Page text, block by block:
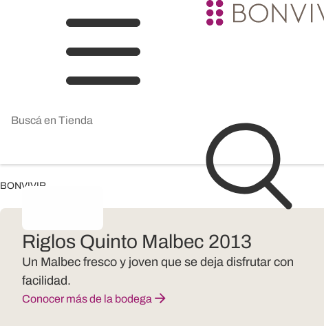
BONVIVIR
Riglos Quinto Malbec 2013
Un Malbec fresco y joven que se deja disfrutar con
facilidad.
Conocer más de la bodega